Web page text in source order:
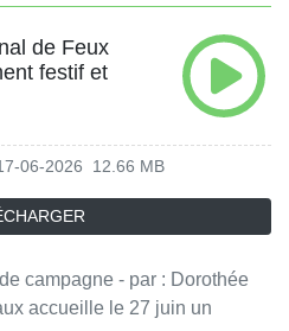
à Dreux, derrière les murs. -
Vous aimez
les épisodes sans limite,
de Feux
festif et
06-2026 12.66 MB
accueille le 27 juin un